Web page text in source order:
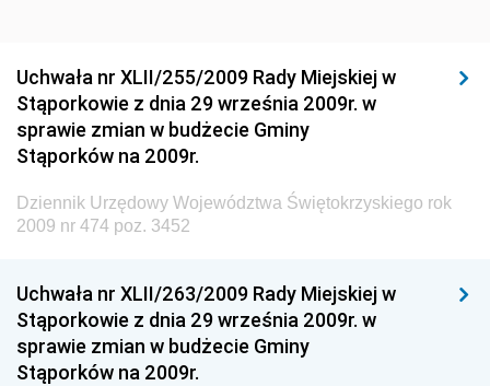
Dziennik Urzędowy Ministra Infrastruktury i Rozwoju
Dziennik Urzędowy Głównego Inspektoratu Ochrony
Środowiska
Środowiska
Dziennik Urzędowy Ministerstwa Administracji i
Gospodarki Przestrzennej
Dziennik Urzędowy Unii Europejskiej, L
Uchwała nr XLII/255/2009 Rady Miejskiej w
Stąporkowie z dnia 29 września 2009r. w
sprawie zmian w budżecie Gminy
Stąporków na 2009r.
Dziennik Urzędowy Województwa Świętokrzyskiego rok
2009 nr 474 poz. 3452
Uchwała nr XLII/263/2009 Rady Miejskiej w
Stąporkowie z dnia 29 września 2009r. w
sprawie zmian w budżecie Gminy
Stąporków na 2009r.